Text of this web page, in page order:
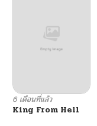
6 เดือนที่แล้ว
King From Hell